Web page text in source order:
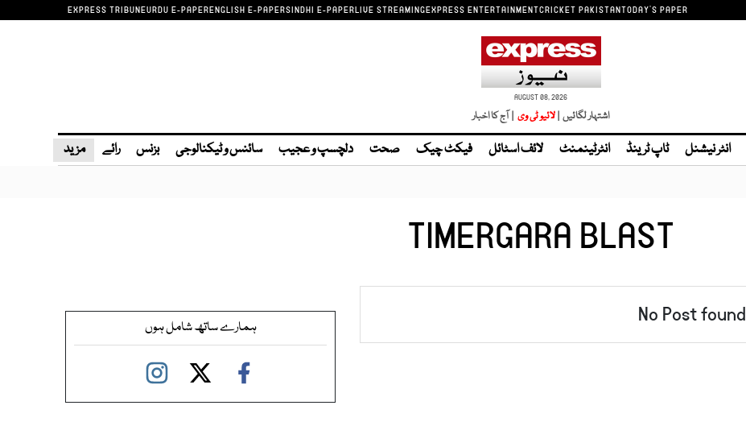
EXPRESS TRIBUNEURDU E-PAPERENGLISH E-PAPERSINDHI E-PAPERLIVE STREAMINGEXPRESS ENTERTAINMENTCRICKET PAKISTANTODAY'S PAPER
AUGUST 08, 2026
اشتہار لگائیں |لائیو ٹی وی | آج کا اخبار
انٹر نیشنل ٹاپ ٹرینڈ انٹرٹینمنٹ لائف اسٹائل فیکٹ چیک صحت دلچسپ و عجیب سائنس و ٹیکنالوجی بزنس رائے مزید
TIMERGARA BLAST
No Post found ہمارے ساتھ شامل ہوں